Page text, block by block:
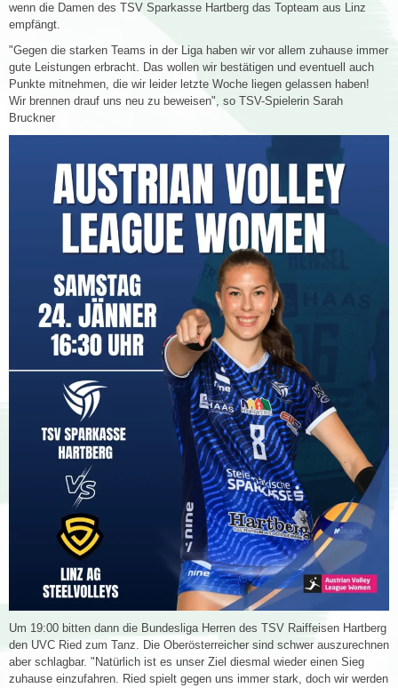
wenn die Damen des TSV Sparkasse Hartberg das Topteam aus Linz
empfängt.
"Gegen die starken Teams in der Liga haben wir vor allem zuhause immer
gute Leistungen erbracht. Das wollen wir bestätigen und eventuell auch
Punkte mitnehmen, die wir leider letzte Woche liegen gelassen haben!
Wir brennen drauf uns neu zu beweisen", so TSV-Spielerin Sarah
Bruckner
Um 19:00 bitten dann die Bundesliga Herren des TSV Raiffeisen Hartberg
den UVC Ried zum Tanz. Die Oberösterreicher sind schwer auszurechnen
aber schlagbar. "Natürlich ist es unser Ziel diesmal wieder einen Sieg
zuhause einzufahren. Ried spielt gegen uns immer stark, doch wir werden